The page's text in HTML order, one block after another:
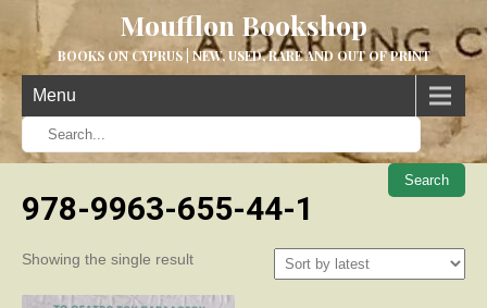
Moufflon Bookshop
BOOKS ON CYPRUS | NEW, USED, RARE AND OUT OF PRINT
Menu
When
978-9963-655-44-1
Showing the single result